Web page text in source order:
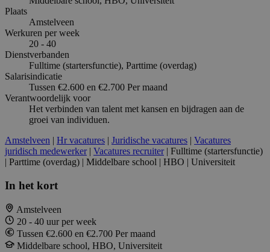
Plaats
Amstelveen
Werkuren per week
20 - 40
Dienstverbanden
Fulltime (startersfunctie), Parttime (overdag)
Salarisindicatie
Tussen €2.600 en €2.700 Per maand
Verantwoordelijk voor
Het verbinden van talent met kansen en bijdragen aan de
groei van individuen.
Amstelveen | Hr vacatures | Juridische vacatures | Vacatures
juridisch medewerker| Vacatures recruiter| Fulltime (startersfunctie)
| Parttime (overdag) | Middelbare school | HBO | Universiteit
In het kort
Amstelveen
20 - 40 uur per week
Tussen €2.600 en €2.700 Per maand
Middelbare school, HBO, Universiteit